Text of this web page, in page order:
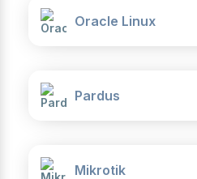
Oracle Linux
Pardus
Mikrotik